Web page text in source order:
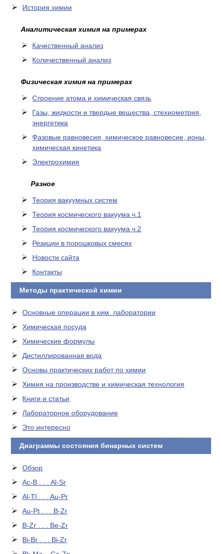
История химии
Аналитическая химия на примерах
Качественный анализ
Количественный анализ
Физическая химия на примерах
Cтроение атома и химическая связь
Газы, жидкости и твердые вещества, стехиометрия,
энергетика
Фазовые равновесия, химическое равновесие, ионы,
химическая кинетика
Электрохимия
Разное
Теория вакуумных систем
Теория космического вакуума ч.1
Теория космического вакуума ч.2
Реакции в порошковых смесях
Новости сайта
Контакты
Методы практической химии
Основные операции в хим. лаборатории
Химическая посуда
Химические формулы
Дистиллированная вода
Основы практических работ по химии
Химия на производстве и химическая технология
Книги и статьи
Лабораторное оборудование
Это интересно
Диаграммы состояния бинарных систем
Обзор
Ac-B . . . Al-Sr
Al-Tl . . . Au-Pr
Au-Pt . . . B-Zr
B-Zr . . . Be-Zr
Bi-Br . . . Bi-Zr